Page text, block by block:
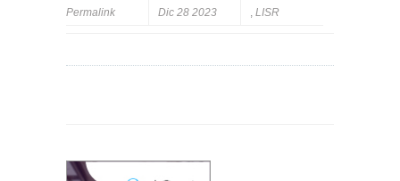
Permalink
Dic 28 2023
LISR